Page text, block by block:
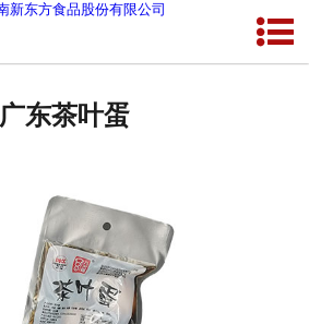
广东熟食品
广东调味品
广东鸡蛋壳粉
广东茶叶蛋